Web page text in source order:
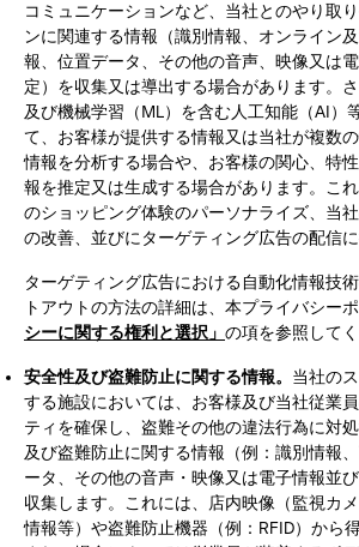
コミュニケーションなど、当社とのやり取
ンに関連する情報（識別情報、オンライン
報、位置データ、その他の音声、映像又は
定）を収集又は導出する場合があります。
及び機械学習（ML）を含む人工知能（AI）
て、お客様が提供する情報又は当社が複数
情報を分析する場合や、お客様の関心、特
報を推定又は生成する場合があります。こ
のショッピング体験のパーソナライズ、当
の改善、並びにターゲティング広告の配信に
ターゲティング広告における自動化情報技
トアウトの方法の詳細は、本プライバシー
シーに関する権利と選択」 の項を参照してく
安全性及び盗難防止に関する情報。 当社の
する施設においては、お客様及び当社従業
ティを確保し、盗難その他の違法行為に対
及び盗難防止に関する情報（例：識別情報
ータ、その他の音声・映像又は電子情報並
収集します。これには、店内映像（監視カ
情報等）や盗難防止機器（例：RFID）から